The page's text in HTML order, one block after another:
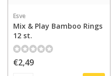
Esve
Mix & Play Bamboo Rings
12 st.
€2,49